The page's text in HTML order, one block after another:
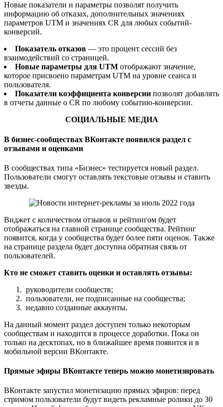
Новые показатели и параметры позволят получить
информацию об отказах, дополнительных значениях
параметров UTM и значениях CR для любых событий-
конверсий.
Показатель отказов — это процент сессий без
взаимодействий со страницей.
Новые параметры для UTM отображают значение,
которое присвоено параметрам UTM на уровне сеанса и
пользователя.
Показатели коэффициента конверсии позволят добавлять
в отчеты данные о CR по любому событию-конверсии.
СОЦИАЛЬНЫЕ МЕДИА
В бизнес-сообществах ВКонтакте появился раздел с
отзывами и оценками
В сообществах типа «Бизнес» тестируется новый раздел.
Пользователи смогут оставлять текстовые отзывы и ставить
звезды.
Виджет с количеством отзывов и рейтингом будет
отображаться на главной странице сообщества. Рейтинг
появится, когда у сообщества будет более пяти оценок. Также
на странице раздела будет доступна обратная связь от
пользователей.
Кто не сможет ставить оценки и оставлять отзывы:
руководители сообществ;
пользователи, не подписанные на сообщества;
недавно созданные аккаунты.
На данный момент раздел доступен только некоторым
сообществам и находится в процессе доработки. Пока он
только на десктопах, но в ближайшее время появится и в
мобильной версии ВКонтакте.
Прямые эфиры ВКонтакте теперь можно монетизировать
ВКонтакте запустил монетизацию прямых эфиров: перед
стримом пользователи будут видеть рекламные ролики до 30